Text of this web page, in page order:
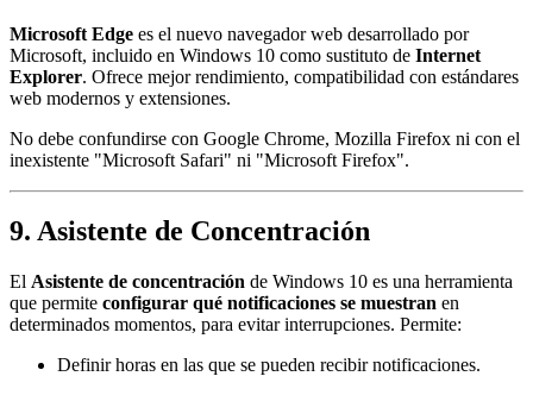
Microsoft Edge es el nuevo navegador web desarrollado por
Microsoft, incluido en Windows 10 como sustituto de Internet
Explorer. Ofrece mejor rendimiento, compatibilidad con estándares
web modernos y extensiones.
No debe confundirse con Google Chrome, Mozilla Firefox ni con el
inexistente "Microsoft Safari" ni "Microsoft Firefox".
9. Asistente de Concentración
El Asistente de concentración de Windows 10 es una herramienta
que permite configurar qué notificaciones se muestran en
determinados momentos, para evitar interrupciones. Permite:
Definir horas en las que se pueden recibir notificaciones.